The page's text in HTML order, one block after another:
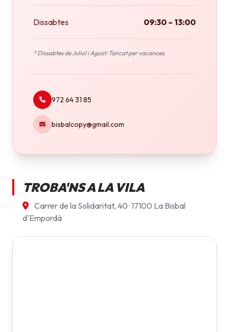
Dissabtes 09:30 – 13:00
* Dissabtes de Juliol i Agost: Tancat per vacances.
972 64 31 85
bisbalcopy@gmail.com
TROBA'NS A LA VILA
Carrer de la Solidaritat, 40 · 17100 La Bisbal
d'Empordà